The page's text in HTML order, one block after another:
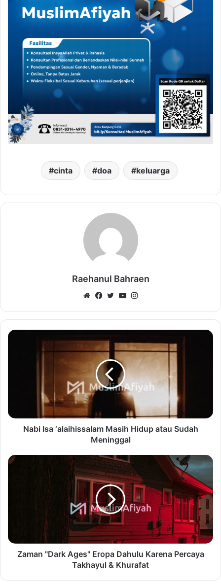
cinta doa keluarga
Raehanul Bahraen
WebsiteFacebook
TwitterYouTube
Nabi Isa ‘alaihissalam Masih Hidup atau Sudah
Meninggal
Zaman "Dark Ages" Eropa Dahulu Karena Percaya
Takhayul & Khurafat